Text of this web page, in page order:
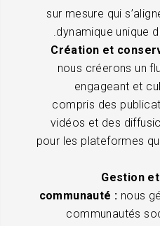
sur mesure qui
dynamique unique
Création et
nous créerons un
engageant et
compris des
vidéos et des
pour les plateformes
Gestion
communauté : nous
communautés